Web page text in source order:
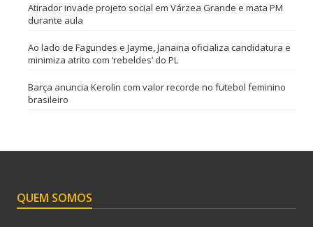
Atirador invade projeto social em Várzea Grande e mata PM
durante aula
Ao lado de Fagundes e Jayme, Janaina oficializa candidatura e
minimiza atrito com ‘rebeldes’ do PL
Barça anuncia Kerolin com valor recorde no futebol feminino
brasileiro
QUEM SOMOS